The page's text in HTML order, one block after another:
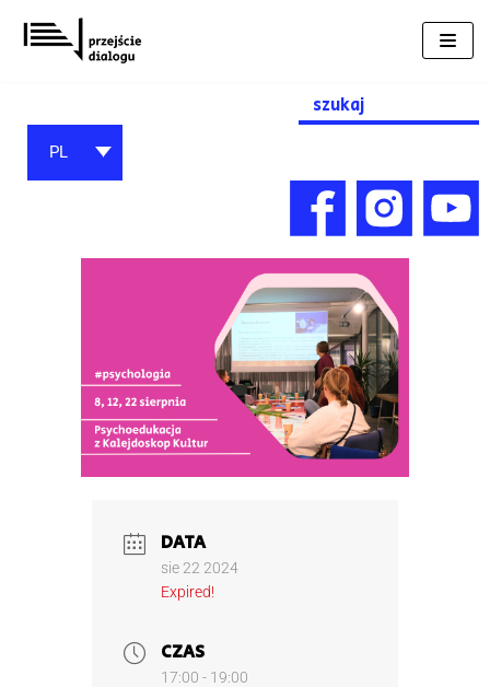
Przejdź
do
Search
for:
PL
DATA
sie 22 2024
Expired!
CZAS
17:00 - 19:00